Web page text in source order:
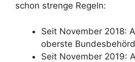
schon strenge Regeln:
Seit November 2018:
oberste
Seit November 2019: